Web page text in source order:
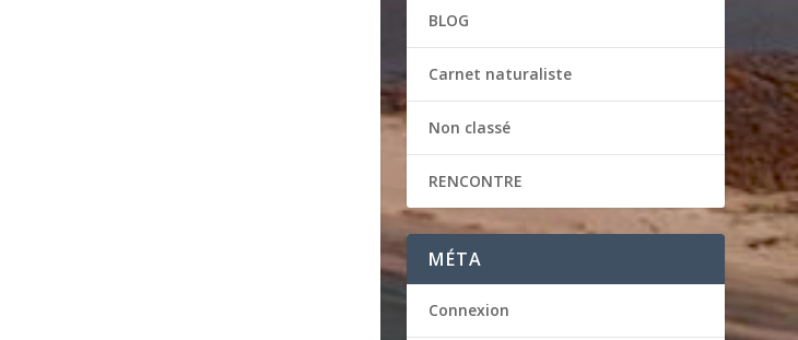
BLOG
Carnet naturaliste
Non classé
RENCONTRE
MÉTA
Connexion